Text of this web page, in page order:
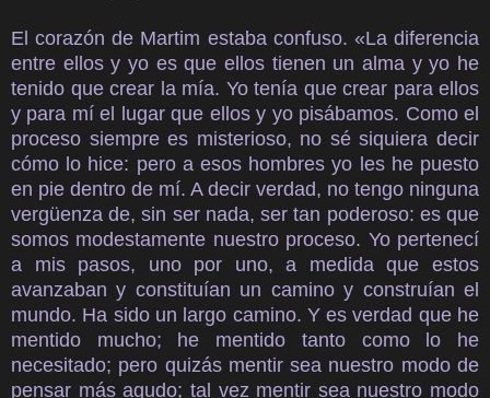
El corazón de Martim estaba confuso. «La diferencia
entre ellos y yo es que ellos tienen un alma y yo he
tenido que crear la mía. Yo tenía que crear para ellos
y para mí el lugar que ellos y yo pisábamos. Como el
proceso siempre es misterioso, no sé siquiera decir
cómo lo hice: pero a esos hombres yo les he puesto
en pie dentro de mí. A decir verdad, no tengo ninguna
vergüenza de, sin ser nada, ser tan poderoso: es que
somos modestamente nuestro proceso. Yo pertenecí
a mis pasos, uno por uno, a medida que estos
avanzaban y constituían un camino y construían el
mundo. Ha sido un largo camino. Y es verdad que he
mentido mucho; he mentido tanto como lo he
necesitado; pero quizás mentir sea nuestro modo de
pensar más agudo; tal vez mentir sea nuestro modo